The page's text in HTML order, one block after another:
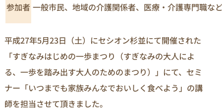
参加者 一般市民、地域の介護関係者、医療・介護専門職な
平成27年5月23日（土）にセシオン杉並にて開催された
「すぎなみはじめの一歩まつり（すぎなみの大人によ
る、一歩を踏み出す大人のためのまつり）」にて、セミ
ナー「いつまでも家族みんなでおいしく食べよう」の講
師を担当させて頂きました。